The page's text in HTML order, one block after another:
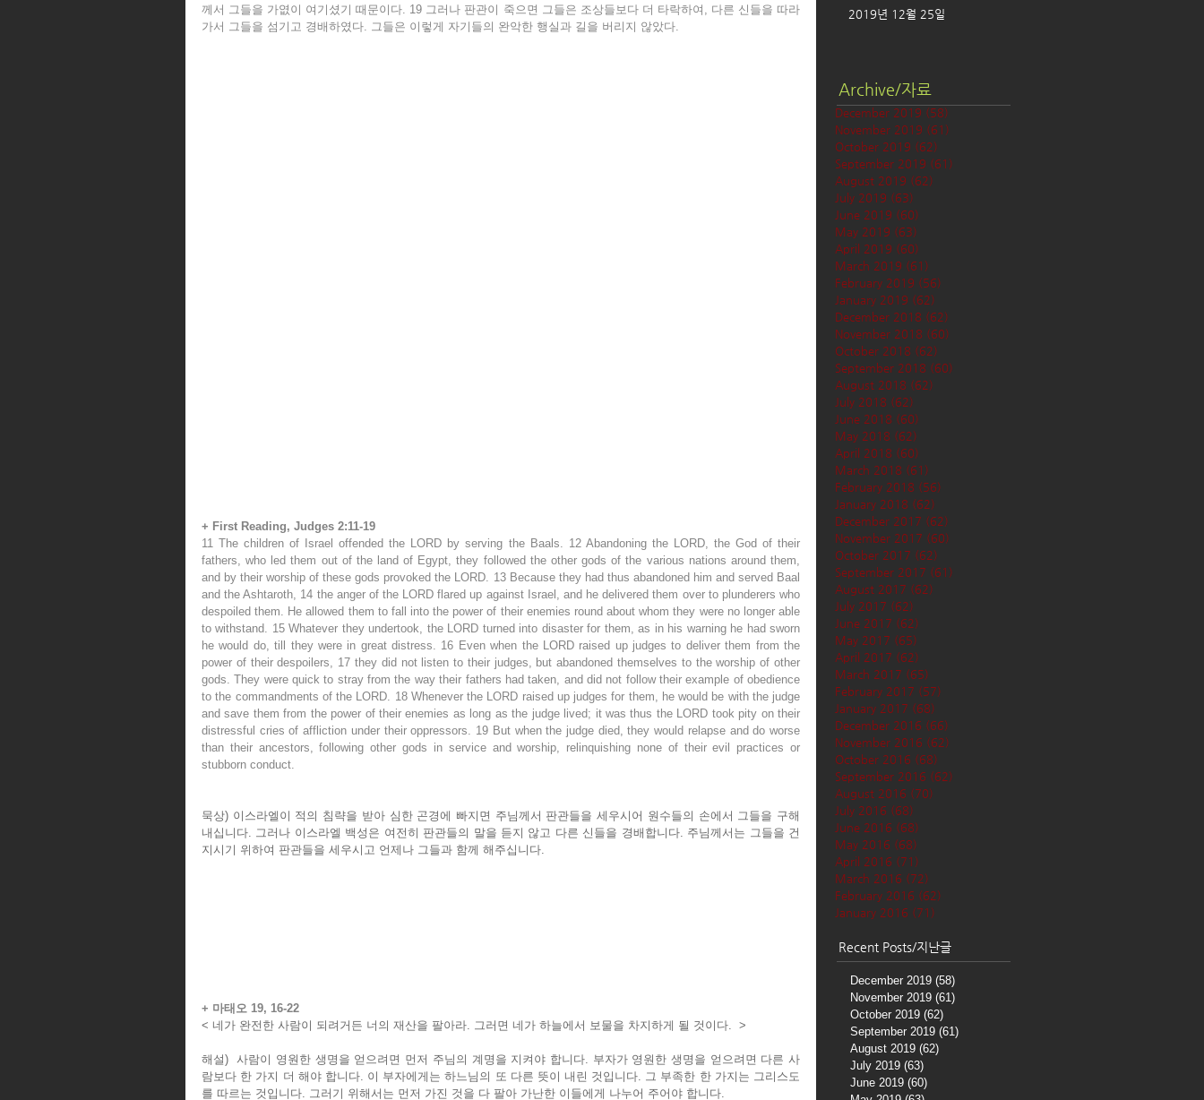
2019년 12월 25일
Archive/자료
December 2019 (58)
November 2019 (61)
October 2019 (62)
September 2019 (61)
August 2019 (62)
July 2019 (63)
June 2019 (60)
May 2019 (63)
April 2019 (60)
March 2019 (61)
February 2019 (56)
January 2019 (62)
December 2018 (62)
November 2018 (60)
October 2018 (62)
September 2018 (60)
August 2018 (62)
July 2018 (62)
June 2018 (60)
May 2018 (62)
April 2018 (60)
March 2018 (61)
February 2018 (56)
January 2018 (62)
December 2017 (62)
November 2017 (60)
October 2017 (62)
September 2017 (61)
August 2017 (62)
July 2017 (62)
June 2017 (62)
May 2017 (65)
April 2017 (62)
March 2017 (65)
February 2017 (57)
January 2017 (68)
December 2016 (66)
November 2016 (62)
October 2016 (68)
September 2016 (62)
August 2016 (70)
July 2016 (68)
June 2016 (68)
May 2016 (68)
April 2016 (71)
March 2016 (72)
February 2016 (62)
January 2016 (71)
Recent Posts/지난글
December 2019 (58)
November 2019 (61)
October 2019 (62)
September 2019 (61)
August 2019 (62)
July 2019 (63)
June 2019 (60)
께서 그들을 가엾이 여기셨기 때문이다. 19 그러나 판관이 죽으면 그들은 조상들보다 더 타락하여, 다른 신들을 따라
가서 그들을 섬기고 경배하였다. 그들은 이렇게 자기들의 완악한 행실과 길을 버리지 않았다.
+ First Reading, Judges 2:11-19
11 The children of Israel offended the LORD by serving the Baals. 12 Abandoning the LORD, the God of their
fathers, who led them out of the land of Egypt, they followed the other gods of the various nations around them,
and by their worship of these gods provoked the LORD. 13 Because they had thus abandoned him and served Baal
and the Ashtaroth, 14 the anger of the LORD flared up against Israel, and he delivered them over to plunderers who
despoiled them. He allowed them to fall into the power of their enemies round about whom they were no longer able
to withstand. 15 Whatever they undertook, the LORD turned into disaster for them, as in his warning he had sworn
he would do, till they were in great distress. 16 Even when the LORD raised up judges to deliver them from the
power of their despoilers, 17 they did not listen to their judges, but abandoned themselves to the worship of other
gods. They were quick to stray from the way their fathers had taken, and did not follow their example of obedience
to the commandments of the LORD. 18 Whenever the LORD raised up judges for them, he would be with the judge
and save them from the power of their enemies as long as the judge lived; it was thus the LORD took pity on their
distressful cries of affliction under their oppressors. 19 But when the judge died, they would relapse and do worse
than their ancestors, following other gods in service and worship, relinquishing none of their evil practices or
stubborn conduct.
묵상) 이스라엘이 적의 침략을 받아 심한 곤경에 빠지면 주님께서 판관들을 세우시어 원수들의 손에서 그들을 구해
내십니다. 그러나 이스라엘 백성은 여전히 판관들의 말을 듣지 않고 다른 신들을 경배합니다. 주님께서는 그들을 건
지시기 위하여 판관들을 세우시고 언제나 그들과 함께 해주십니다.
+ 마태오 19, 16-22
< 네가 완전한 사람이 되려거든 너의 재산을 팔아라. 그러면 네가 하늘에서 보물을 차지하게 될 것이다.  >
해설)  사람이 영원한 생명을 얻으려면 먼저 주님의 계명을 지켜야 합니다. 부자가 영원한 생명을 얻으려면 다른 사
람보다 한 가지 더 해야 합니다. 이 부자에게는 하느님의 또 다른 뜻이 내린 것입니다. 그 부족한 한 가지는 그리스도
를 따르는 것입니다. 그러기 위해서는 먼저 가진 것을 다 팔아 가난한 이들에게 나누어 주어야 합니다.